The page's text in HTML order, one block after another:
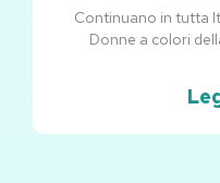
Continuano in tutta
Donne a colori